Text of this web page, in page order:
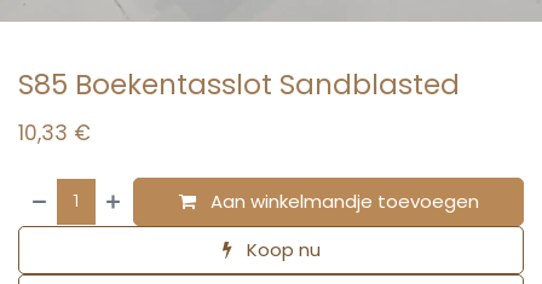
S85 Boekentasslot Sandblasted
10,33 €
Aan winkelmandje toevoegen
Koop nu